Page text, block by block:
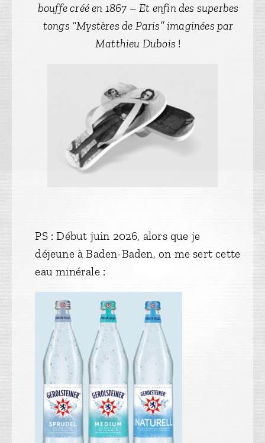
bouffe créé en 1867 – Et enfin des superbes
tongs “Mystères de Paris” imaginées par
Matthieu Dubois !
PS : Début juin 2026, alors que je
déjeune à Baden-Baden, on me sert cette
eau minérale :